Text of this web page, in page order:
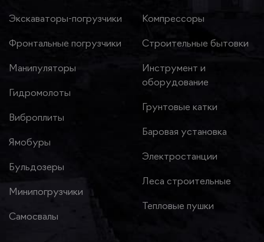
Экскаваторы-погрузчики
Фронтальные погрузчики
Манипуляторы
Гидромолоты
Виброплиты
Ямобуры
Бульдозеры
Минипогрузчики
Самосвалы
Компрессоры
Строительные бытовки
Инструмент и
оборудование
Грунтовые катки
Баровая установка
Электростанции
Леса строительные
Тепловые пушки